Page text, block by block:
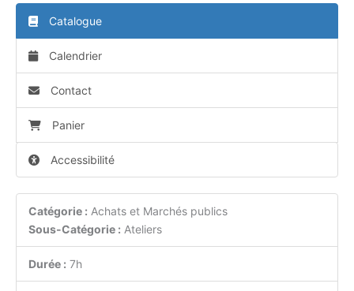
Catalogue
Calendrier
Contact
Panier
Accessibilité
Catégorie : Achats et Marchés publics
Sous-Catégorie : Ateliers
Durée : 7h